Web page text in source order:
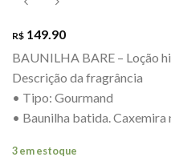
R$ 149.90
BAUNILHA BARE – Loção
Descrição da fragrância
• Tipo: Gourmand
• Baunilha batida. Caxemira
3 em estoque